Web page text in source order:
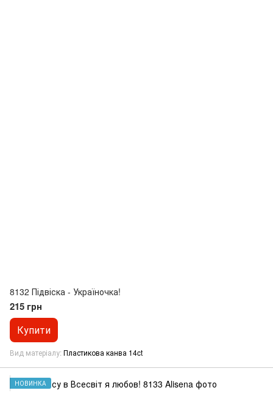
8132 Підвіска - Україночка!
215 грн
Купити
Вид матеріалу Пластикова канва 14ct
НОВИНКА